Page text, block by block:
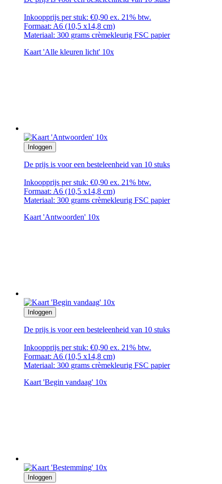
Inkoopprijs per stuk: €0,90 ex. 21% btw.
Formaat: A6 (10,5 x14,8 cm)
Materiaal: 300 grams crèmekleurig FSC papier
Kaart 'Alle kleuren licht' 10x
Inloggen
De prijs is voor een besteleenheid van 10 stuks
Inkoopprijs per stuk: €0,90 ex. 21% btw.
Formaat: A6 (10,5 x14,8 cm)
Materiaal: 300 grams crèmekleurig FSC papier
Kaart 'Antwoorden' 10x
Inloggen
De prijs is voor een besteleenheid van 10 stuks
Inkoopprijs per stuk: €0,90 ex. 21% btw.
Formaat: A6 (10,5 x14,8 cm)
Materiaal: 300 grams crèmekleurig FSC papier
Kaart 'Begin vandaag' 10x
Inloggen